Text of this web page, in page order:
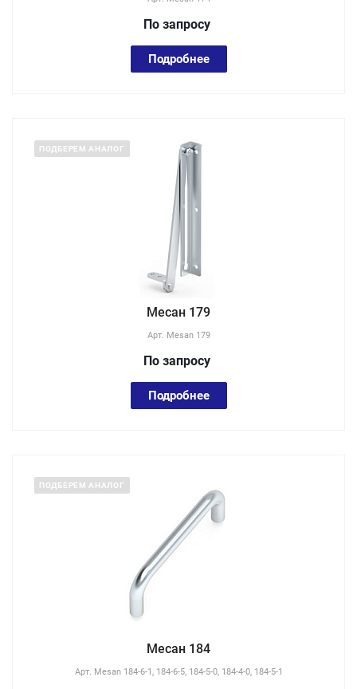
По запросу
Подробнее
ПОДБЕРЕМ АНАЛОГ
Месан 179
Арт. Mesan 179
По запросу
Подробнее
ПОДБЕРЕМ АНАЛОГ
Месан 184
Арт. Mesan 184-6-1, 184-6-5, 184-5-0, 184-4-0, 184-5-1